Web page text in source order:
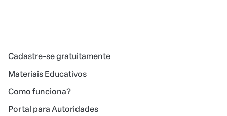
Cadastre-se gratuitamente
Materiais Educativos
Como funciona?
Portal para Autoridades